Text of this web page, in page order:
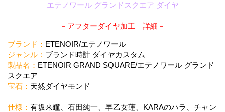
エテノワール グランドスクエア ダイヤ
－アフターダイヤ加工 詳細－
ブランド： ETENOIR/エテノワール
ジャンル： ブランド時計 ダイヤカスタム
製品名： ETENOIR GRAND SQUARE/エテノワール グランド
スクエア
宝石： 天然ダイヤモンド
仕様： 有坂来瞳、石田純一、早乙女蓮、KARAのハラ、チャン